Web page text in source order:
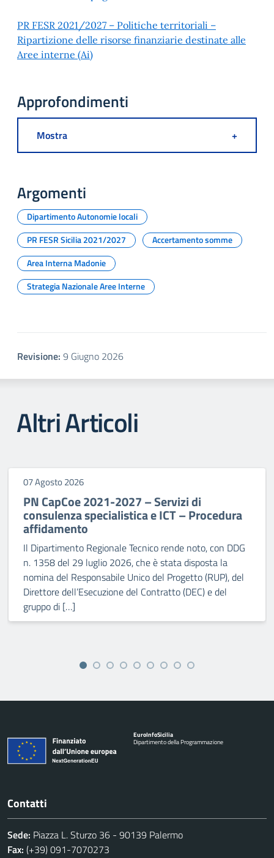
PR FESR 2021/2027 – Politiche territoriali –
Ripartizione delle risorse finanziarie destinate alle
Aree interne (Ai)
Approfondimenti
Mostra +
Argomenti
Dipartimento Autonomie locali
PR FESR Sicilia 2021/2027
Accertamento somme
Area Interna Madonie
Strategia Nazionale Aree Interne
Revisione: 9 Giugno 2026
Altri Articoli
07 Agosto 2026
PN CapCoe 2021-2027 – Servizi di
consulenza specialistica e ICT – Procedura
affidamento
Il Dipartimento Regionale Tecnico rende noto, con DDG
n. 1358 del 29 luglio 2026, che è stata disposta la
nomina del Responsabile Unico del Progetto (RUP), del
Direttore dell’Esecuzione del Contratto (DEC) e del
gruppo di […]
EuroInfoSicilia
Dipartimento della Programmazione
Contatti
Sede: Piazza L. Sturzo 36 - 90139 Palermo
Fax: (+39) 091-7070273